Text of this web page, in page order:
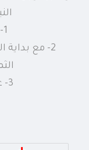
1- بداية النمو الخضري
2- مع بداية
3- عند بداية تكوين الثمار